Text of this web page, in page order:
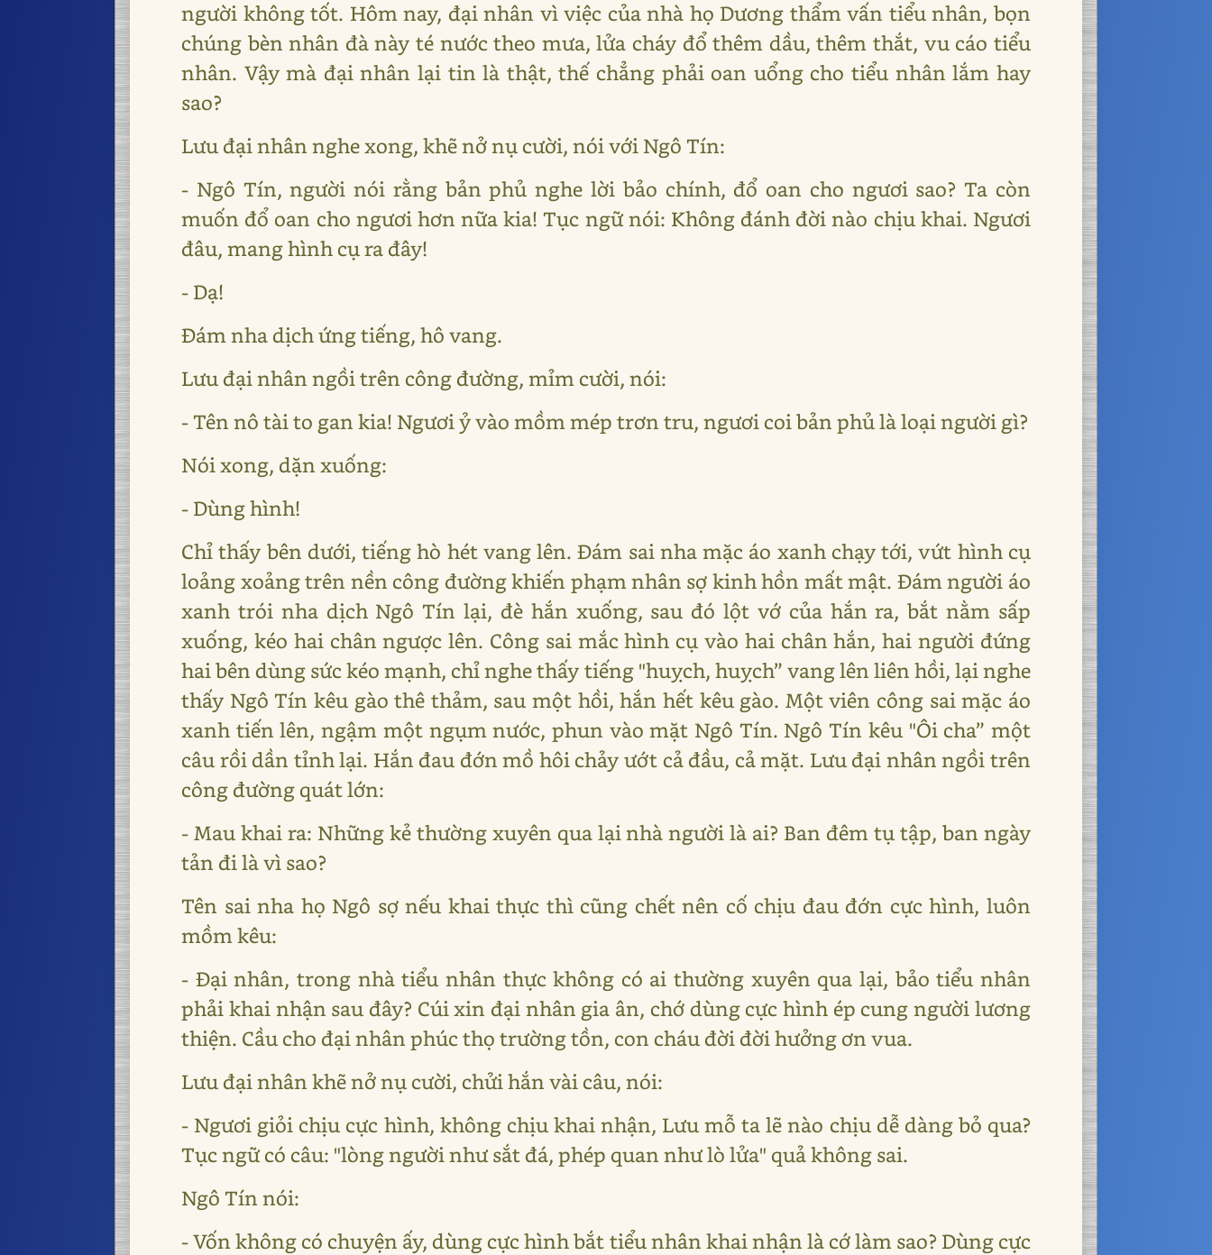
người không tốt. Hôm nay, đại nhân vì việc của nhà họ Dương thẩm vấn tiểu nhân, bọn
chúng bèn nhân đà này té nước theo mưa, lửa cháy đổ thêm dầu, thêm thắt, vu cáo tiểu
nhân. Vậy mà đại nhân lại tin là thật, thế chẳng phải oan uổng cho tiểu nhân lắm hay
sao?
Lưu đại nhân nghe xong, khẽ nở nụ cười, nói với Ngô Tín:
- Ngô Tín, người nói rằng bản phủ nghe lời bảo chính, đổ oan cho ngươi sao? Ta còn
muốn đổ oan cho ngươi hơn nữa kia! Tục ngữ nói: Không đánh đời nào chịu khai. Ngươi
đâu, mang hình cụ ra đây!
- Dạ!
Đám nha dịch ứng tiếng, hô vang.
Lưu đại nhân ngồi trên công đường, mỉm cười, nói:
- Tên nô tài to gan kia! Ngươi ỷ vào mồm mép trơn tru, ngươi coi bản phủ là loại người gì?
Nói xong, dặn xuống:
- Dùng hình!
Chỉ thấy bên dưới, tiếng hò hét vang lên. Đám sai nha mặc áo xanh chạy tới, vứt hình cụ
loảng xoảng trên nền công đường khiến phạm nhân sợ kinh hồn mất mật. Đám người áo
xanh trói nha dịch Ngô Tín lại, đè hắn xuống, sau đó lột vớ của hắn ra, bắt nằm sấp
xuống, kéo hai chân ngược lên. Công sai mắc hình cụ vào hai chân hắn, hai người đứng
hai bên dùng sức kéo mạnh, chỉ nghe thấy tiếng "huỵch, huỵch” vang lên liên hồi, lại nghe
thấy Ngô Tín kêu gào thê thảm, sau một hồi, hắn hết kêu gào. Một viên công sai mặc áo
xanh tiến lên, ngậm một ngụm nước, phun vào mặt Ngô Tín. Ngô Tín kêu "Ôi cha” một
câu rồi dần tỉnh lại. Hắn đau đớn mồ hôi chảy ướt cả đầu, cả mặt. Lưu đại nhân ngồi trên
công đường quát lớn:
- Mau khai ra: Những kẻ thường xuyên qua lại nhà người là ai? Ban đêm tụ tập, ban ngày
tản đi là vì sao?
Tên sai nha họ Ngô sợ nếu khai thực thì cũng chết nên cố chịu đau đớn cực hình, luôn
mồm kêu:
- Đại nhân, trong nhà tiểu nhân thực không có ai thường xuyên qua lại, bảo tiểu nhân
phải khai nhận sau đây? Cúi xin đại nhân gia ân, chớ dùng cực hình ép cung người lương
thiện. Cầu cho đại nhân phúc thọ trường tồn, con cháu đời đời hưởng ơn vua.
Lưu đại nhân khẽ nở nụ cười, chửi hắn vài câu, nói:
- Ngươi giỏi chịu cực hình, không chịu khai nhận, Lưu mỗ ta lẽ nào chịu dễ dàng bỏ qua?
Tục ngữ có câu: "lòng người như sắt đá, phép quan như lò lửa" quả không sai.
Ngô Tín nói:
- Vốn không có chuyện ấy, dùng cực hình bắt tiểu nhân khai nhận là cớ làm sao? Dùng cực